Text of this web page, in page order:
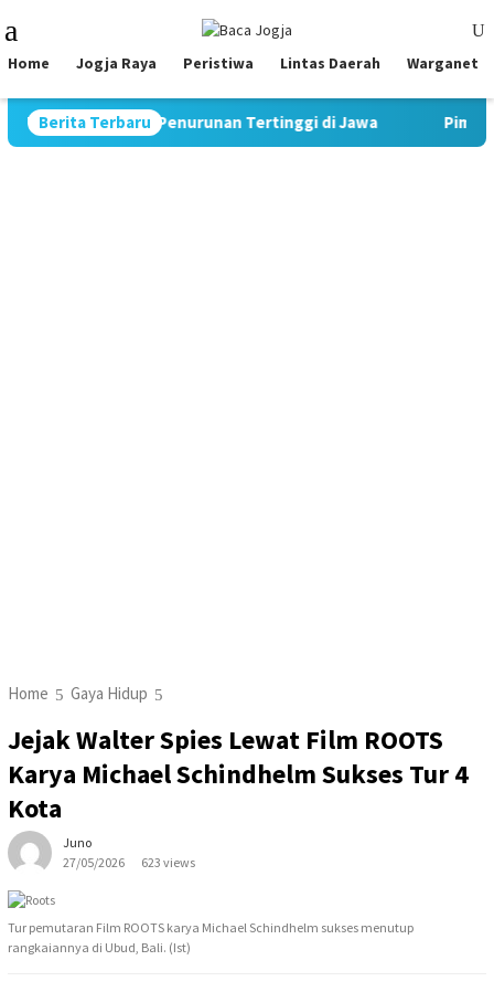
to
content
Menu
Home Jogja Raya Peristiwa Lintas Daerah Warganet
Berita Terbaru
Rekor Penurunan Tertinggi di Jawa Pimpin Strategi
Home Gaya Hidup
Jejak Walter Spies Lewat Film ROOTS
Karya Michael Schindhelm Sukses Tur 4
Kota
Juno
27/05/2026
623 views
Tur pemutaran Film ROOTS karya Michael Schindhelm sukses menutup
rangkaiannya di Ubud, Bali. (Ist)